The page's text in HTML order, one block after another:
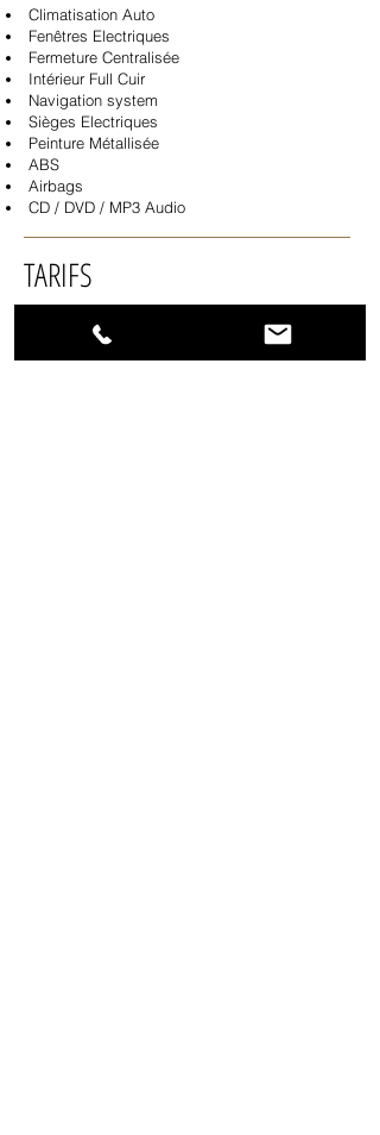
Climatisation Auto
Fenêtres Electriques
Fermeture Centralisée
Intérieur Full Cuir
Navigation system
Sièges Electriques
Peinture Métallisée
ABS
Airbags
CD / DVD / MP3 Audio
TARIFS
24 Heures / 100 KM